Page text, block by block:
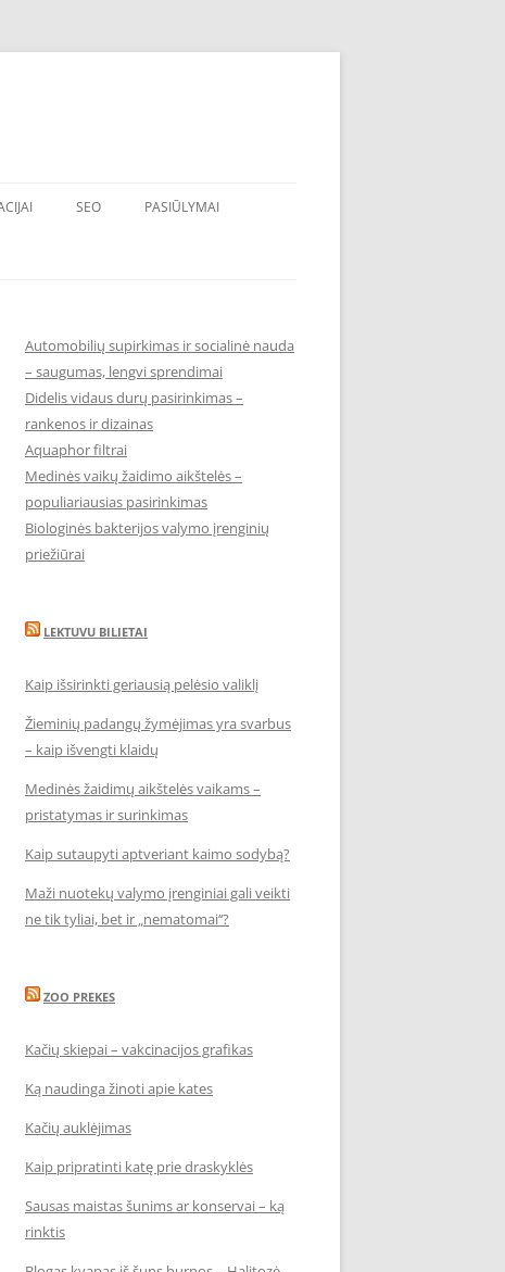
SEO PASIŪLYMAI
Automobilių supirkimas ir socialinė nauda
– saugumas, lengvi sprendimai
Didelis vidaus durų pasirinkimas –
rankenos ir dizainas
Aquaphor filtrai
Medinės vaikų žaidimo aikštelės –
populiariausias pasirinkimas
Biologinės bakterijos valymo įrenginių
priežiūrai
LEKTUVU BILIETAI
Kaip išsirinkti geriausią pelėsio valiklį
Žieminių padangų žymėjimas yra svarbus
– kaip išvengti klaidų
Medinės žaidimų aikštelės vaikams –
pristatymas ir surinkimas
Kaip sutaupyti aptveriant kaimo sodybą?
Maži nuotekų valymo įrenginiai gali veikti
ne tik tyliai, bet ir „nematomai‘‘?
ZOO PREKES
Kačių skiepai – vakcinacijos grafikas
Ką naudinga žinoti apie kates
Kačių auklėjimas
Kaip pripratinti katę prie draskyklės
Sausas maistas šunims ar konservai – ką
rinktis